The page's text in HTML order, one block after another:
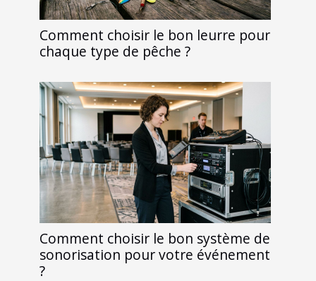
Comment choisir le bon leurre pour
chaque type de pêche ?
Comment choisir le bon système de
sonorisation pour votre événement
?